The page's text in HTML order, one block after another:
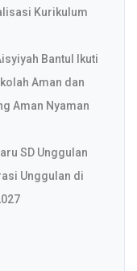
Kurikulum
Bantul Ikuti
Aman dan
Aman Nyaman
SD Unggulan
Unggulan di